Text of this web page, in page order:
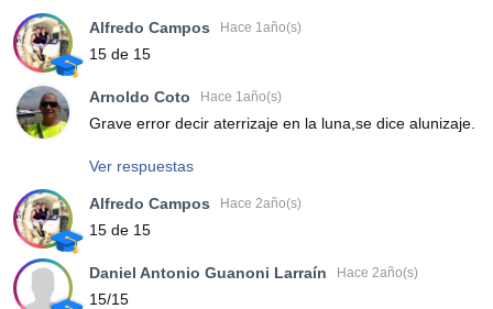
Alfredo Campos Hace 1año(s)
15 de 15
Arnoldo Coto Hace 1año(s)
Grave error decir aterrizaje en la luna,se dice alunizaje.
Ver respuestas
Alfredo Campos Hace 2año(s)
15 de 15
Daniel Antonio Guanoni Larraín Hace 2año(s)
15/15